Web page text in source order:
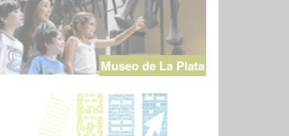
Museo de La Plata